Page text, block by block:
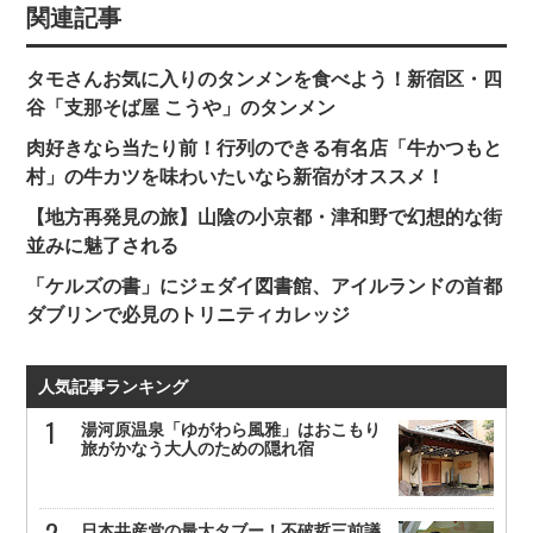
関連記事
タモさんお気に入りのタンメンを食べよう！新宿区・四
谷「支那そば屋 こうや」のタンメン
肉好きなら当たり前！行列のできる有名店「牛かつもと
村」の牛カツを味わいたいなら新宿がオススメ！
【地方再発見の旅】山陰の小京都・津和野で幻想的な街
並みに魅了される
「ケルズの書」にジェダイ図書館、アイルランドの首都
ダブリンで必見のトリニティカレッジ
人気記事ランキング
湯河原温泉「ゆがわら風雅」はおこもり
旅がかなう大人のための隠れ宿